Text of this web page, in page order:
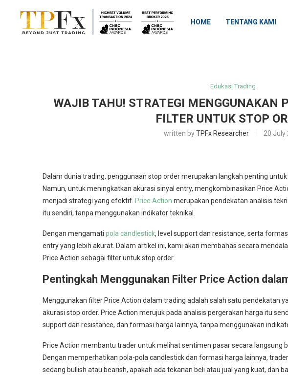
HOME TENTANG KAMI
Edukasi Trading
WAJIB TAHU! STRATEGI MENGGUNAKAN
FILTER UNTUK STOP
written byTPFx Researcher 20 July
Dalam dunia trading, penggunaan stop order merupakan langkah penting
Namun, untuk meningkatkan akurasi sinyal entry, mengkombinasikan Price
menjadi strategi yang efektif. Price Action merupakan pendekatan analisis
itu sendiri, tanpa menggunakan indikator teknikal.
Dengan mengamati pola candlestick, level support dan resistance, serta
entry yang lebih akurat. Dalam artikel ini, kami akan membahas secara
Price Action sebagai filter untuk stop order.
Pentingkah Menggunakan Filter Price Action
Menggunakan filter Price Action dalam trading adalah salah satu pendekatan
akurasi stop order. Price Action merujuk pada analisis pergerakan harga itu
support dan resistance, dan formasi harga lainnya, tanpa menggunakan
Price Action membantu trader untuk melihat sentimen pasar secara langsung
Dengan memperhatikan pola-pola candlestick dan formasi harga lainnya,
sedang bullish atau bearish, apakah ada tekanan beli atau jual yang kuat, dan